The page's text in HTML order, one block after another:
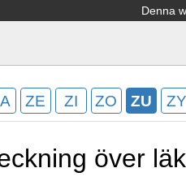
Denna
ZE ZI ZO ZU ZY
över